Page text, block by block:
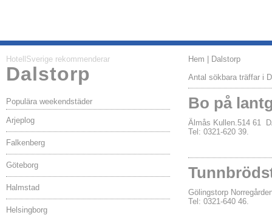
HotellSverige rekommenderar
Dalstorp
Populära weekendstäder
Arjeplog
Falkenberg
Göteborg
Halmstad
Helsingborg
Hem | Dalstorp
Antal sökbara träffar i
Bo på
Älmås Kullen.514 61
Tel: 0321-620 39.
Gölingstorp
Tel: 0321-640 46.